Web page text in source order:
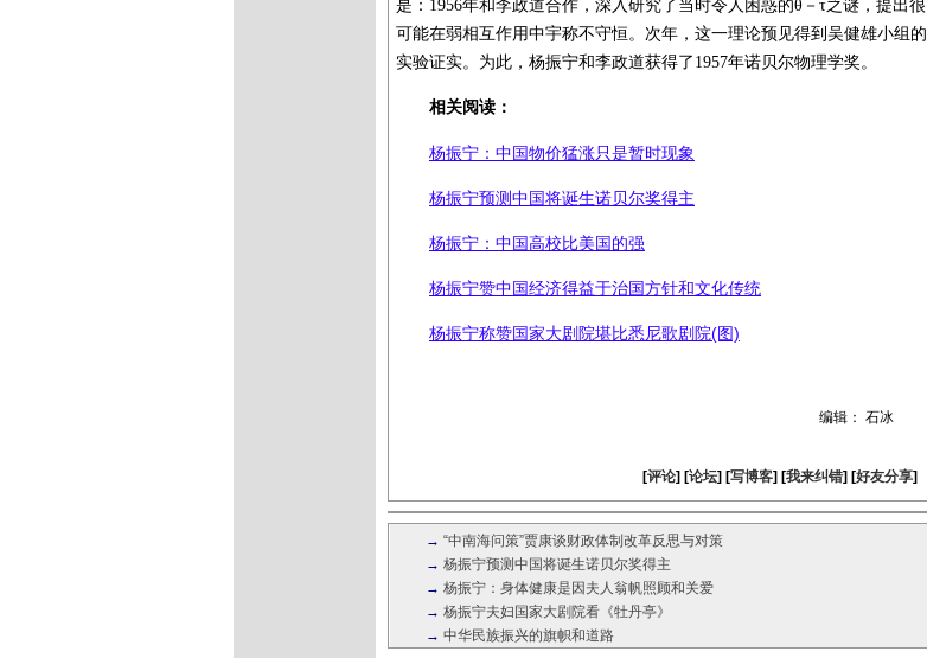
是：1956年和李政道合作，深入研究了当时令人困惑的θ－τ之谜，提出很
可能在弱相互作用中宇称不守恒。次年，这一理论预见得到吴健雄小组的
实验证实。为此，杨振宁和李政道获得了1957年诺贝尔物理学奖。
相关阅读：
杨振宁：中国物价猛涨只是暂时现象
杨振宁预测中国将诞生诺贝尔奖得主
杨振宁：中国高校比美国的强
杨振宁赞中国经济得益于治国方针和文化传统
杨振宁称赞国家大剧院堪比悉尼歌剧院(图)
编辑： 石冰
[评论] [论坛] [写博客] [我来纠错] [好友分享]
→ “中南海问策”贾康谈财政体制改革反思与对策
→ 杨振宁预测中国将诞生诺贝尔奖得主
→ 杨振宁：身体健康是因夫人翁帆照顾和关爱
→ 杨振宁夫妇国家大剧院看《牡丹亭》
→ 中华民族振兴的旗帜和道路